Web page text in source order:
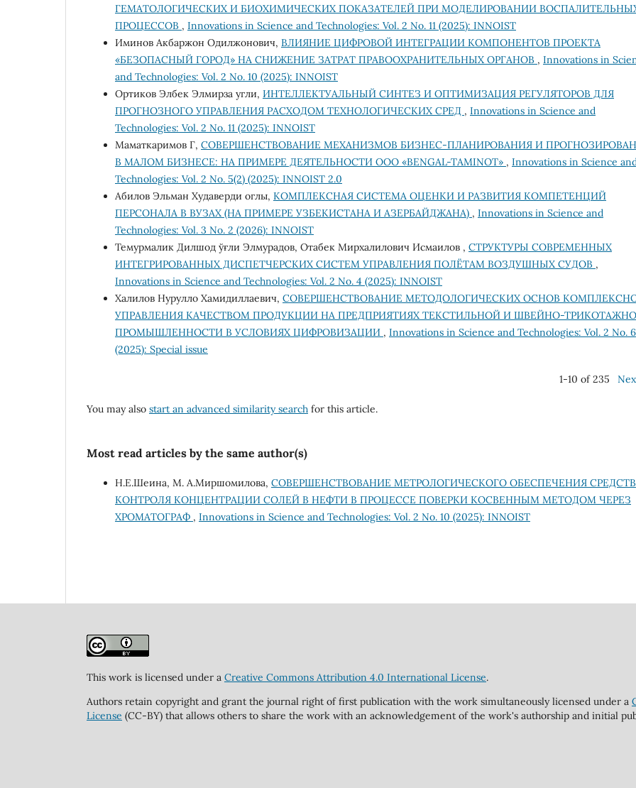
ГЕМАТОЛОГИЧЕСКИХ И БИОХИМИЧЕСКИХ ПОКАЗАТЕЛЕЙ ПРИ МОДЕЛИРОВАНИИ
ПРОЦЕССОВ , Innovations in Science and Technologies: Vol. 2 No. 11 (2025): INNOIST
Иминов Акбаржон Одилжонович, ВЛИЯНИЕ ЦИФРОВОЙ ИНТЕГРАЦИИ КОМПОНЕНТОВ ПРОЕКТА
«БЕЗОПАСНЫЙ ГОРОД» НА СНИЖЕНИЕ ЗАТРАТ ПРАВООХРАНИТЕЛЬНЫХ ОРГАНОВ , Innovations in
and Technologies: Vol. 2 No. 10 (2025): INNOIST
Ортиков Элбек Элмирза угли, ИНТЕЛЛЕКТУАЛЬНЫЙ СИНТЕЗ И ОПТИМИЗАЦИЯ РЕГУЛЯТОРОВ ДЛЯ
ПРОГНОЗНОГО УПРАВЛЕНИЯ РАСХОДОМ ТЕХНОЛОГИЧЕСКИХ СРЕД , Innovations in Science and
Technologies: Vol. 2 No. 11 (2025): INNOIST
Маматкаримов Г, СОВЕРШЕНСТВОВАНИЕ МЕХАНИЗМОВ БИЗНЕС-ПЛАНИРОВАНИЯ И
В МАЛОМ БИЗНЕСЕ: НА ПРИМЕРЕ ДЕЯТЕЛЬНОСТИ ООО «BENGAL-TAMINOT» , Innovations in Science
Technologies: Vol. 2 No. 5(2) (2025): INNOIST 2.0
Абилов Эльман Худаверди оглы, КОМПЛЕКСНАЯ СИСТЕМА ОЦЕНКИ И РАЗВИТИЯ КОМПЕТЕНЦИЙ
ПЕРСОНАЛА В ВУЗАХ (НА ПРИМЕРЕ УЗБЕКИСТАНА И АЗЕРБАЙДЖАНА) , Innovations in Science and
Technologies: Vol. 3 No. 2 (2026): INNOIST
Темурмалик Дилшод ўғли Элмурадов, Отабек Мирхалилович Исмаилов , СТРУКТУРЫ СОВРЕМЕННЫХ
ИНТЕГРИРОВАННЫХ ДИСПЕТЧЕРСКИХ СИСТЕМ УПРАВЛЕНИЯ ПОЛЁТАМ ВОЗДУШНЫХ СУДОВ ,
Innovations in Science and Technologies: Vol. 2 No. 4 (2025): INNOIST
Халилов Нурулло Хамидиллаевич, СОВЕРШЕНСТВОВАНИЕ МЕТОДОЛОГИЧЕСКИХ ОСНОВ
УПРАВЛЕНИЯ КАЧЕСТВОМ ПРОДУКЦИИ НА ПРЕДПРИЯТИЯХ ТЕКСТИЛЬНОЙ И ШВЕЙНО-
ПРОМЫШЛЕННОСТИ В УСЛОВИЯХ ЦИФРОВИЗАЦИИ , Innovations in Science and Technologies: Vol. 2 No. 6
(2025): Special issue
1-10 of 235
You may also start an advanced similarity search for this article.
Most read articles by the same author(s)
Н.Е.Шеина, М. А.Миршомилова, СОВЕРШЕНСТВОВАНИЕ МЕТРОЛОГИЧЕСКОГО ОБЕСПЕЧЕНИЯ СРЕДСТВ
КОНТРОЛЯ КОНЦЕНТРАЦИИ СОЛЕЙ В НЕФТИ В ПРОЦЕССЕ ПОВЕРКИ КОСВЕННЫМ МЕТОДОМ ЧЕРЕЗ
ХРОМАТОГРАФ , Innovations in Science and Technologies: Vol. 2 No. 10 (2025): INNOIST
This work is licensed under a Creative Commons Attribution 4.0 International License.
Authors retain copyright and grant the journal right of first publication with the work simultaneously licensed under a
License (CC-BY) that allows others to share the work with an acknowledgement of the work's authorship and initial